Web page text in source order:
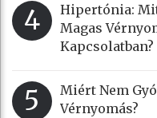
4
Hipertónia:
Magas
Kapcsolatban?
5
Miért Nem
Vérnyomás?